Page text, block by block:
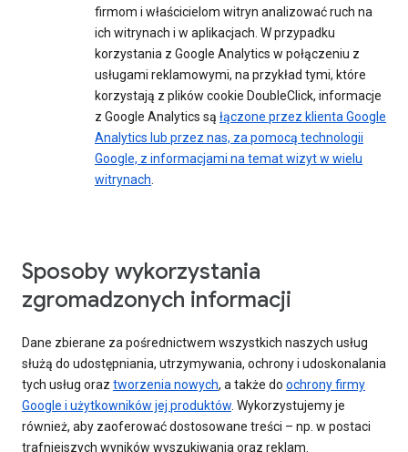
firmom i właścicielom witryn analizować ruch na
ich witrynach i w aplikacjach. W przypadku
korzystania z Google Analytics w połączeniu z
usługami reklamowymi, na przykład tymi, które
korzystają z plików cookie DoubleClick, informacje
z Google Analytics są łączone przez klienta Google
Analytics lub przez nas, za pomocą technologii
Google, z informacjami na temat wizyt w wielu
witrynach.
Sposoby wykorzystania
zgromadzonych informacji
Dane zbierane za pośrednictwem wszystkich naszych usług
służą do udostępniania, utrzymywania, ochrony i udoskonalania
tych usług oraz tworzenia nowych, a także do ochrony firmy
Google i użytkowników jej produktów. Wykorzystujemy je
również, aby zaoferować dostosowane treści – np. w postaci
trafniejszych wyników wyszukiwania oraz reklam.